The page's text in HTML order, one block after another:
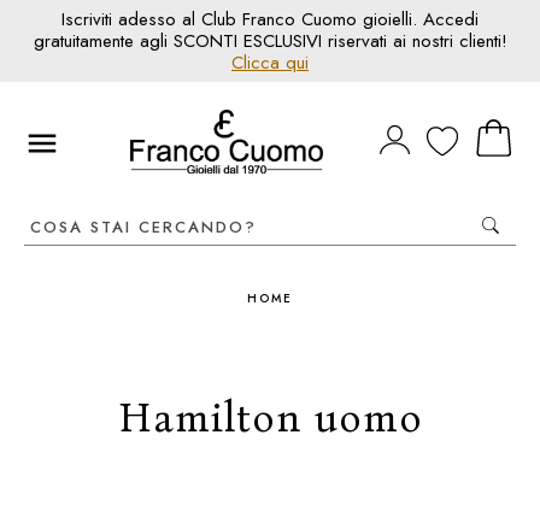
Iscriviti adesso al Club Franco Cuomo gioielli. Accedi
gratuitamente agli SCONTI ESCLUSIVI riservati ai nostri clienti!
Clicca qui
HOME
Hamilton uomo